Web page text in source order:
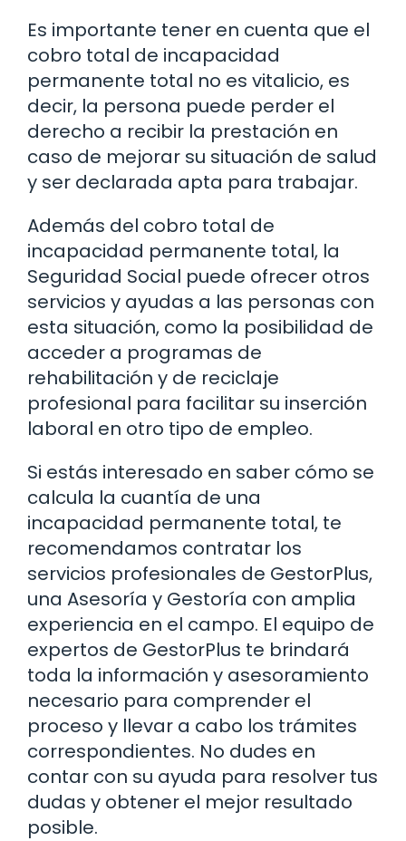
Es importante tener en cuenta que el
cobro total de incapacidad
permanente total no es vitalicio, es
decir, la persona puede perder el
derecho a recibir la prestación en
caso de mejorar su situación de salud
y ser declarada apta para trabajar.
Además del cobro total de
incapacidad permanente total, la
Seguridad Social puede ofrecer otros
servicios y ayudas a las personas con
esta situación, como la posibilidad de
acceder a programas de
rehabilitación y de reciclaje
profesional para facilitar su inserción
laboral en otro tipo de empleo.
Si estás interesado en saber cómo se
calcula la cuantía de una
incapacidad permanente total, te
recomendamos contratar los
servicios profesionales de GestorPlus,
una Asesoría y Gestoría con amplia
experiencia en el campo. El equipo de
expertos de GestorPlus te brindará
toda la información y asesoramiento
necesario para comprender el
proceso y llevar a cabo los trámites
correspondientes. No dudes en
contar con su ayuda para resolver tus
dudas y obtener el mejor resultado
posible.